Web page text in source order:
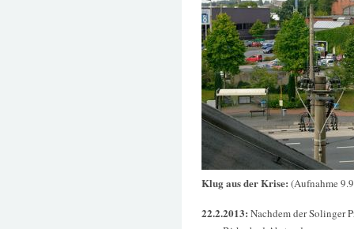
Klug aus der Krise: (Aufnahme
22.2.2013: Nachdem der Solinger